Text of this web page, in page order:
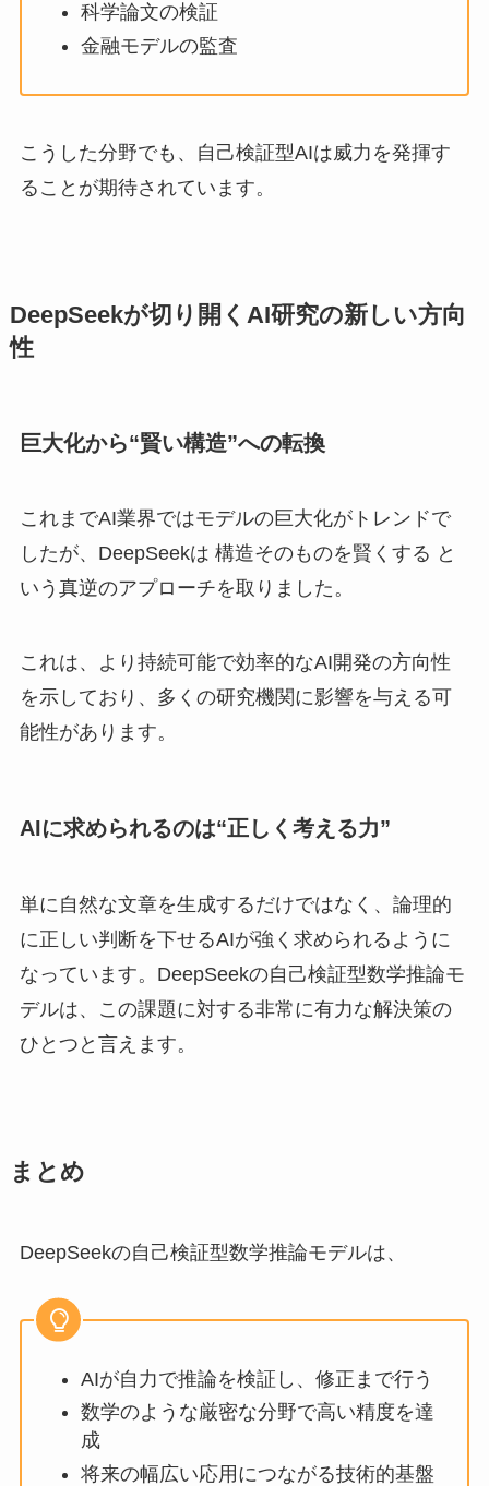
科学論文の検証
金融モデルの監査
こうした分野でも、自己検証型AIは威力を発揮す
ることが期待されています。
DeepSeekが切り開くAI研究の新しい方向
性
巨大化から“賢い構造”への転換
これまでAI業界ではモデルの巨大化がトレンドで
したが、DeepSeekは 構造そのものを賢くする と
いう真逆のアプローチを取りました。
これは、より持続可能で効率的なAI開発の方向性
を示しており、多くの研究機関に影響を与える可
能性があります。
AIに求められるのは“正しく考える力”
単に自然な文章を生成するだけではなく、論理的
に正しい判断を下せるAIが強く求められるように
なっています。DeepSeekの自己検証型数学推論モ
デルは、この課題に対する非常に有力な解決策の
ひとつと言えます。
まとめ
DeepSeekの自己検証型数学推論モデルは、
AIが自力で推論を検証し、修正まで行う
数学のような厳密な分野で高い精度を達
成
将来の幅広い応用につながる技術的基盤